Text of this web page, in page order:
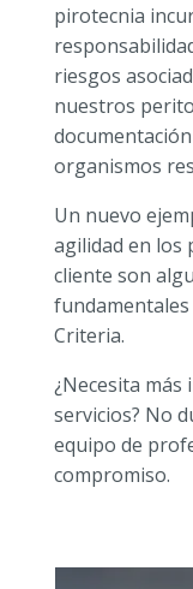
pirotecnia
riesgos
nuestros
organismos
Un nuevo
agilidad en los
cliente son
Criteria.
¿Necesita
servicios? No
equipo de
compromiso.